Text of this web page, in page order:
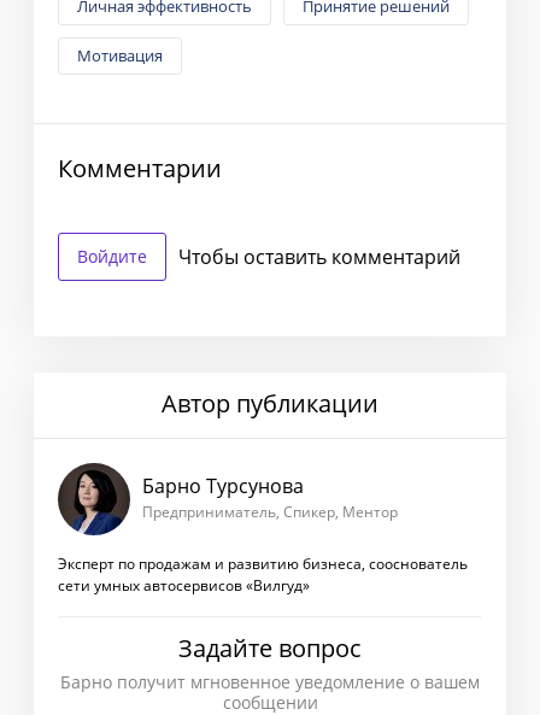
Личная эффективность Принятие решений
Мотивация
Комментарии
Войдите Чтобы оставить комментарий
Автор публикации
Барно Турсунова
Предприниматель, Спикер, Ментор
Эксперт по продажам и развитию бизнеса, сооснователь
сети умных автосервисов «Вилгуд»
Задайте вопрос
Барно получит мгновенное уведомление о вашем
сообщении